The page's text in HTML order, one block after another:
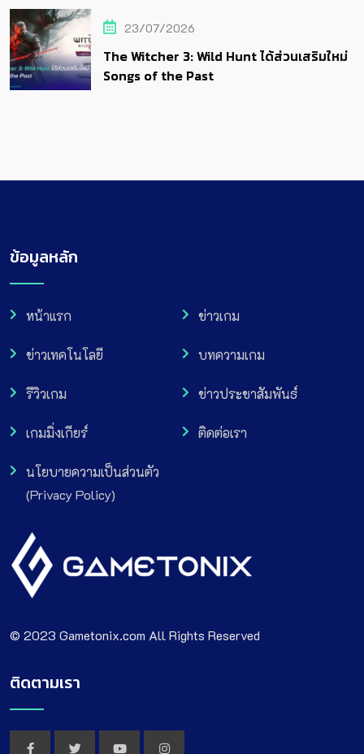
23/07/2026
The Witcher 3: Wild Hunt ได้ส่วนเสริมใหม่
Songs of the Past
ข้อมูลหลัก
หน้าแรก ข่าวเกม
ข่าวเทคโนโลยี บทความเกม
รีวิวเกม ข่าวประชาสัมพันธ์
เกมมิ่งเกียร์ ติดต่อเรา
นโยบายความเป็นส่วนตัว
(Privacy Policy)
© 2023 Gametonix.com All Rights Reserved
ติดตามเรา